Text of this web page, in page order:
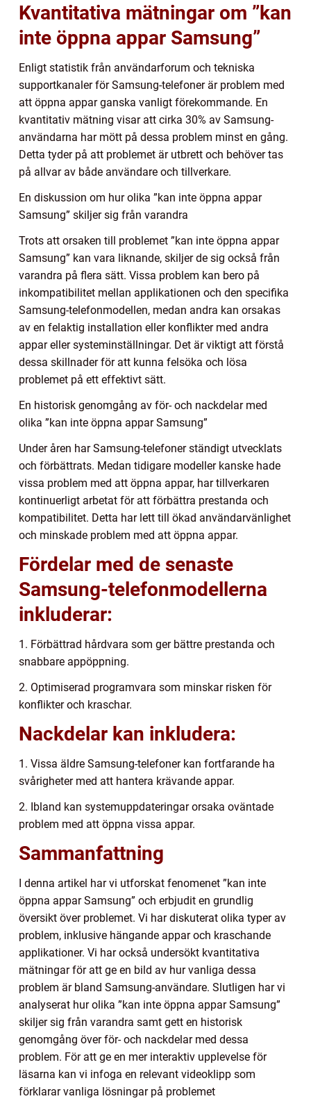
Kvantitativa mätningar om ”kan
inte öppna appar Samsung”
Enligt statistik från användarforum och tekniska
supportkanaler för Samsung-telefoner är problem med
att öppna appar ganska vanligt förekommande. En
kvantitativ mätning visar att cirka 30% av Samsung-
användarna har mött på dessa problem minst en gång.
Detta tyder på att problemet är utbrett och behöver tas
på allvar av både användare och tillverkare.
En diskussion om hur olika ”kan inte öppna appar
Samsung” skiljer sig från varandra
Trots att orsaken till problemet ”kan inte öppna appar
Samsung” kan vara liknande, skiljer de sig också från
varandra på flera sätt. Vissa problem kan bero på
inkompatibilitet mellan applikationen och den specifika
Samsung-telefonmodellen, medan andra kan orsakas
av en felaktig installation eller konflikter med andra
appar eller systeminställningar. Det är viktigt att förstå
dessa skillnader för att kunna felsöka och lösa
problemet på ett effektivt sätt.
En historisk genomgång av för- och nackdelar med
olika ”kan inte öppna appar Samsung”
Under åren har Samsung-telefoner ständigt utvecklats
och förbättrats. Medan tidigare modeller kanske hade
vissa problem med att öppna appar, har tillverkaren
kontinuerligt arbetat för att förbättra prestanda och
kompatibilitet. Detta har lett till ökad användarvänlighet
och minskade problem med att öppna appar.
Fördelar med de senaste
Samsung-telefonmodellerna
inkluderar:
1. Förbättrad hårdvara som ger bättre prestanda och
snabbare appöppning.
2. Optimiserad programvara som minskar risken för
konflikter och kraschar.
Nackdelar kan inkludera:
1. Vissa äldre Samsung-telefoner kan fortfarande ha
svårigheter med att hantera krävande appar.
2. Ibland kan systemuppdateringar orsaka oväntade
problem med att öppna vissa appar.
Sammanfattning
I denna artikel har vi utforskat fenomenet ”kan inte
öppna appar Samsung” och erbjudit en grundlig
översikt över problemet. Vi har diskuterat olika typer av
problem, inklusive hängande appar och kraschande
applikationer. Vi har också undersökt kvantitativa
mätningar för att ge en bild av hur vanliga dessa
problem är bland Samsung-användare. Slutligen har vi
analyserat hur olika ”kan inte öppna appar Samsung”
skiljer sig från varandra samt gett en historisk
genomgång över för- och nackdelar med dessa
problem. För att ge en mer interaktiv upplevelse för
läsarna kan vi infoga en relevant videoklipp som
förklarar vanliga lösningar på problemet